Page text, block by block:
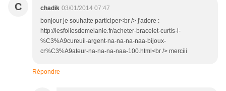
C chadik 03/01/2014 07:47
bonjour je souhaite participer<br /> j'adore :
http://lesfoliesdemelanie.fr/acheter-bracelet-curtis-l-
%C3%A9cureuil-argent-na-na-na-naa-bijoux-
cr%C3%A9ateur-na-na-na-naa-100.html<br /> merciii
Répondre